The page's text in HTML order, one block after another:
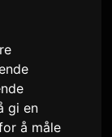
gi en
å måle
ny